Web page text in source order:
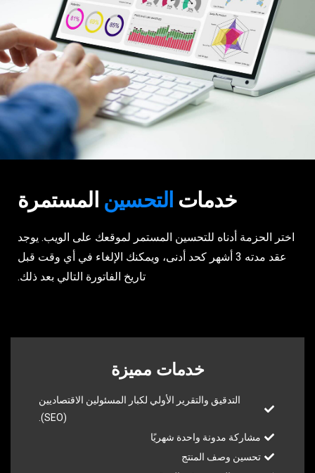
خدمات التحسين المستمرة
اختر الحزمة أدناه للتحسين المستمر لموقعك على الويب. يوجد
عقد مدته 3 أشهر كحد أدنى، ويمكنك الإلغاء في أي وقت قبل
تاريخ الفاتورة التالي بعد ذلك.
خدمات مميزة
التدقيق والتقرير الأولي لكبار المسئولين الاقتصاديين
(SEO).
مشاركة مدونة واحدة شهريًا
تحسين وصف المنتج